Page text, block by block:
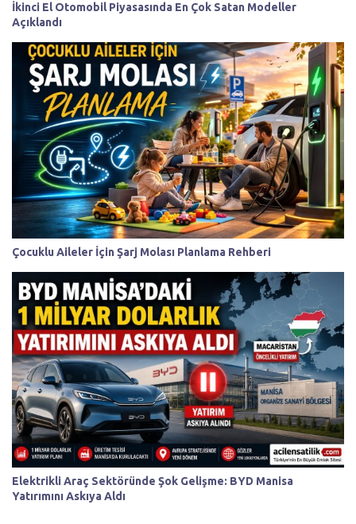
İkinci El Otomobil Piyasasında En Çok Satan Modeller
Açıklandı
Çocuklu Aileler İçin Şarj Molası Planlama Rehberi
Elektrikli Araç Sektöründe Şok Gelişme: BYD Manisa
Yatırımını Askıya Aldı